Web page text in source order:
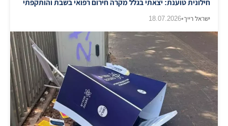
חילונית טוענת: יצאתי בגלל מקרה חירום רפואי בשבת והותקפתי
ישראל רייך•
18.07.2026